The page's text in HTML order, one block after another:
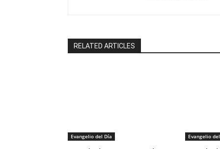
RELATED ARTICLES
Evangelio del Día Evangelio